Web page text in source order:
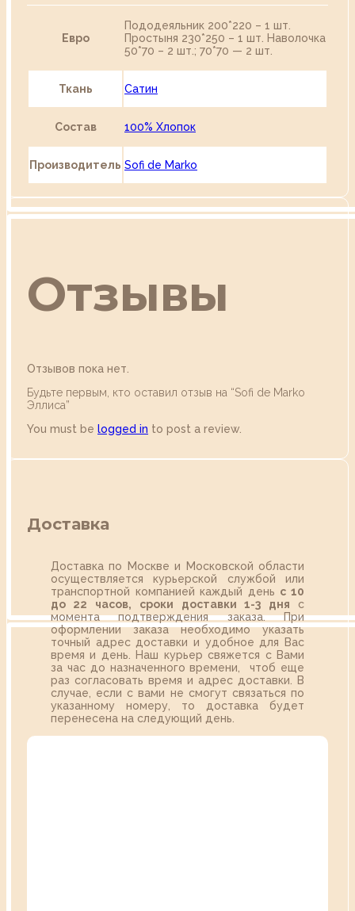
Евро
Пододеяльник 200*220 – 1 шт.
Простыня 230*250 – 1 шт. Наволочка
50*70 – 2 шт.; 70*70 — 2 шт.
Ткань Сатин
Состав 100% Хлопок
Производитель Sofi de Marko
Отзывы
Отзывов пока нет.
Будьте первым, кто оставил отзыв на “Sofi de Marko
Эллиса”
You must be logged in to post a review.
Доставка
Доставка по Москве и Московской области
осуществляется курьерской службой или
транспортной компанией каждый день с 10
до 22 часов,
сроки доставки 1-3 дня с
момента подтверждения заказа. При
оформлении заказа необходимо указать
точный адрес доставки и удобное для Вас
время и день. Наш курьер свяжется с Вами
за час до назначенного времени, чтоб еще
раз согласовать время и адрес доставки. В
случае, если с вами не смогут связаться по
указанному номеру, то доставка будет
перенесена на следующий день.